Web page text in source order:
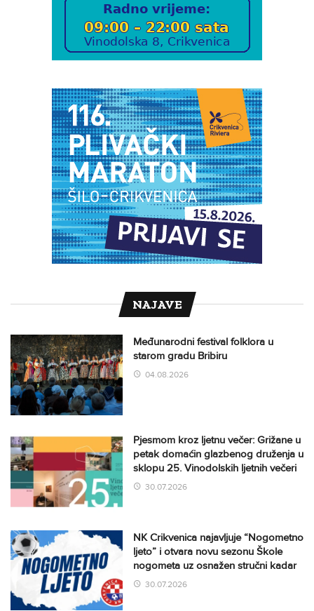
NAJAVE
Međunarodni festival folklora u
starom gradu Bribiru
04.08.2026
Pjesmom kroz ljetnu večer: Grižane u
petak domaćin glazbenog druženja u
sklopu 25. Vinodolskih ljetnih večeri
30.07.2026
NK Crikvenica najavljuje “Nogometno
ljeto” i otvara novu sezonu Škole
nogometa uz osnažen stručni kadar
30.07.2026